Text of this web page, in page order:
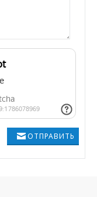
ОТПРАВИТЬ